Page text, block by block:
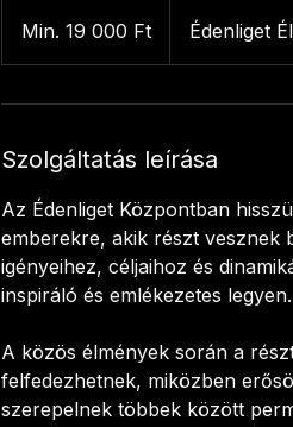
magyar
Min. 19 000 Ft Édenliget
Szolgáltatás leírása
Az Édenliget Központban
emberekre, akik részt vesznek
igényeihez, céljaihoz és
inspiráló és emlékezetes legyen.
A közös élmények során a
felfedezhetnek, miközben
szerepelnek többek között